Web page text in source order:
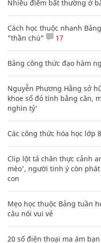
Nhiều điểm bất thường ở
Cách học thuộc nhanh
"thần chú"
17
Bảng công thức đạo hàm
Nguyễn Phương Hằng sở
khoe sổ đỏ tính bằng cân,
nghìn tỷ'
Các công thức hóa học lớp
Clip lột tả chân thực cảnh
mèo', người tinh ý còn
con
Mẹo học thuộc Bảng tuần
câu nói vui vẻ
20 số điện thoại ma ám